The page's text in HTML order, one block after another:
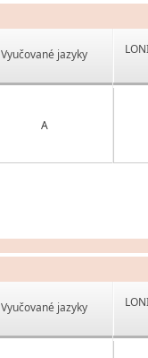
Vyučované jazyky
A
Vyučované jazyky